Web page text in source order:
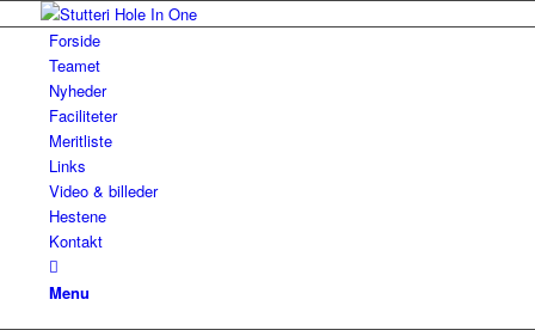
Forside
Teamet
Nyheder
Faciliteter
Meritliste
Links
Video & billeder
Hestene
Kontakt
Menu